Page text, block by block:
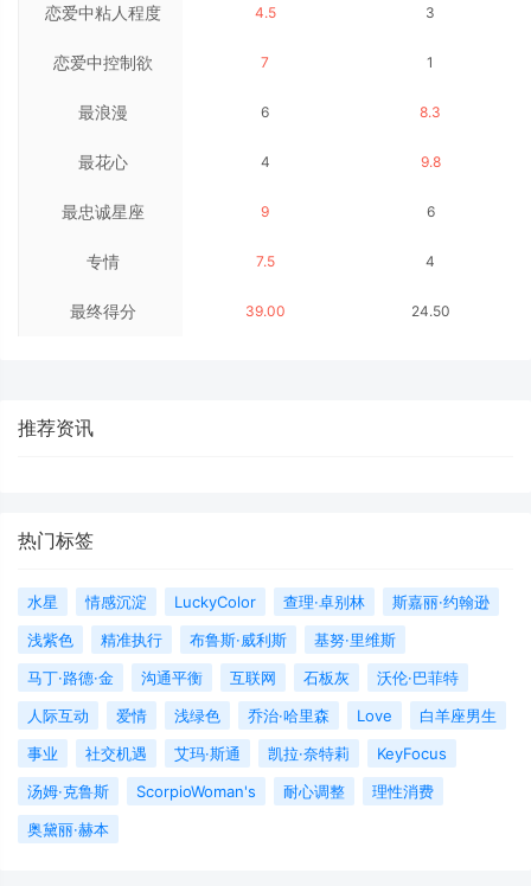
恋爱中粘人程度
恋爱中控制欲
最浪漫
最花心
最忠诚星座
专情
最终得分
4.5
7
6
4
9
7.5
39.00
3
1
8.3
9.8
6
4
24.50
推荐资讯
热门标签
水星 情感沉淀 LuckyColor 查理·卓别林
斯嘉丽·约翰逊
浅紫色
精准执行 布鲁斯·威利斯
基努·里维斯
马丁·路德·金
沟通平衡 互联网 石板灰
沃伦·巴菲特
人际互动
爱情 浅绿色 乔治·哈里森 Love
白羊座男生
事业
社交机遇 艾玛·斯通 凯拉·奈特莉
KeyFocus
汤姆·克鲁斯
ScorpioWoman's 耐心调整
理性消费
奥黛丽·赫本